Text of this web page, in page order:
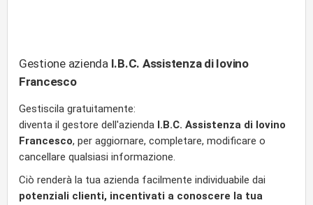
Gestione azienda I.B.C. Assistenza di Iovino
Francesco
Gestiscila gratuitamente:
diventa il gestore dell'azienda I.B.C. Assistenza di Iovino
Francesco, per aggiornare, completare, modificare o
cancellare qualsiasi informazione.
Ciò renderà la tua azienda facilmente individuabile dai
potenziali clienti, incentivati a conoscere la tua